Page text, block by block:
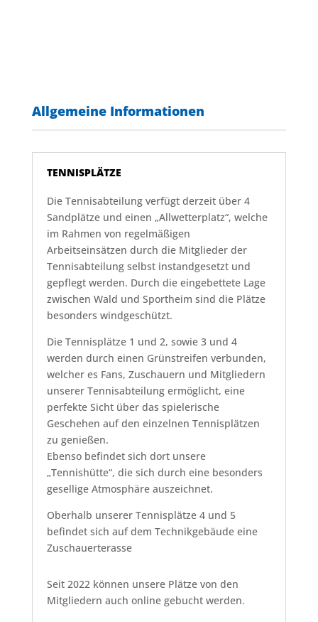
Allgemeine Informationen
TENNISPLÄTZE
Die Tennisabteilung verfügt derzeit über 4
Sandplätze und einen „Allwetterplatz“, welche
im Rahmen von regelmäßigen
Arbeitseinsätzen durch die Mitglieder der
Tennisabteilung selbst instandgesetzt und
gepflegt werden. Durch die eingebettete Lage
zwischen Wald und Sportheim sind die Plätze
besonders windgeschützt.
Die Tennisplätze 1 und 2, sowie 3 und 4
werden durch einen Grünstreifen verbunden,
welcher es Fans, Zuschauern und Mitgliedern
unserer Tennisabteilung ermöglicht, eine
perfekte Sicht über das spielerische
Geschehen auf den einzelnen Tennisplätzen
zu genießen.
Ebenso befindet sich dort unsere
„Tennishütte“, die sich durch eine besonders
gesellige Atmosphäre auszeichnet.
Oberhalb unserer Tennisplätze 4 und 5
befindet sich auf dem Technikgebäude eine
Zuschauerterasse
Seit 2022 können unsere Plätze von den
Mitgliedern auch online gebucht werden.